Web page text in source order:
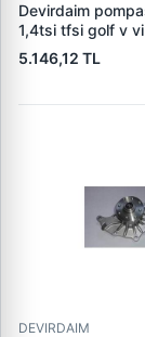
Devirdaim
1,4tsi tfsi golf v
iii iv passat polo
sharan tiguan
fabia 10>14
03c121004j
5.146,12 TL
DEVIRDAIM